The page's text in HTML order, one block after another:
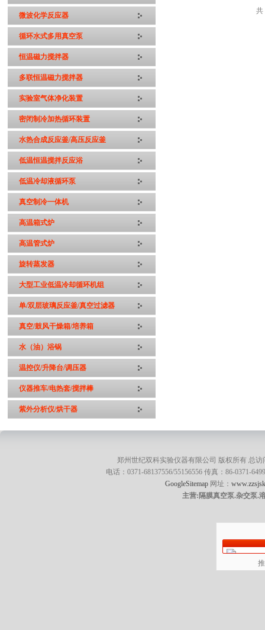
微波化学反应器
循环水式多用真空泵
恒温磁力搅拌器
多联恒温磁力搅拌器
实验室气体净化装置
密闭制冷加热循环装置
水热合成反应釜/高压反应釜
低温恒温搅拌反应浴
低温冷却液循环泵
真空制冷一体机
高温箱式炉
高温管式炉
旋转蒸发器
大型工业低温冷却循环机组
单/双层玻璃反应釜/真空过滤器
真空/鼓风干燥箱/培养箱
水（油）浴锅
温控仪/升降台/调压器
仪器推车/电热套/搅拌棒
紫外分析仪/烘干器
共
郑州世纪双科实验仪器有限公司 版权所有 总访
电话：0371-68137556/55156556 传真：86-0371-
GoogleSitemap 网址：
主营:隔膜真空泵.杂交泵.